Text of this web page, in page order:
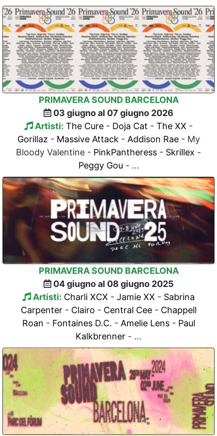
PRIMAVERA SOUND BARCELONA
03 giugno al 07 giugno 2026
Artisti: The Cure - Doja Cat - The XX -
Gorillaz - Massive Attack - Addison Rae- My
Bloody Valentine - PinkPantheress - Skrillex -
Peggy Gou - ...
PRIMAVERA SOUND BARCELONA
04 giugno al 08 giugno 2025
Artisti: Charli XCX - Jamie XX - Sabrina
Carpenter- Clairo - Central Cee- Chappell
Roan - Fontaines D.C. - Amelie Lens- Paul
Kalkbrenner - ...